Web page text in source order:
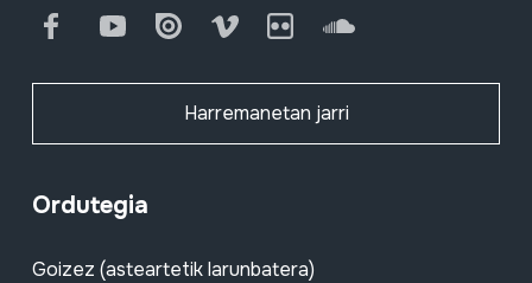
FacebookYoutube Issuu Vimeo Flickr SoundCloud
Harremanetan jarri
Ordutegia
Goizez (asteartetik larunbatera)